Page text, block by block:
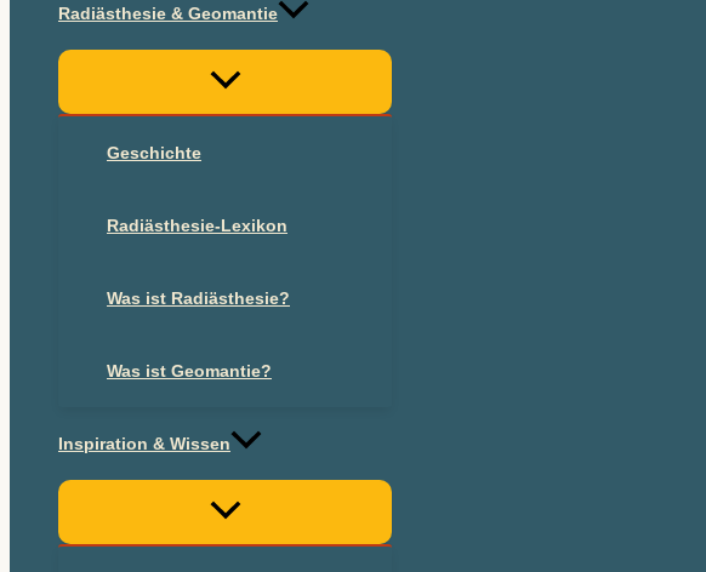
Radiästhesie & Geomantie
Geschichte
Radiästhesie-Lexikon
Was ist Radiästhesie?
Was ist Geomantie?
Inspiration & Wissen